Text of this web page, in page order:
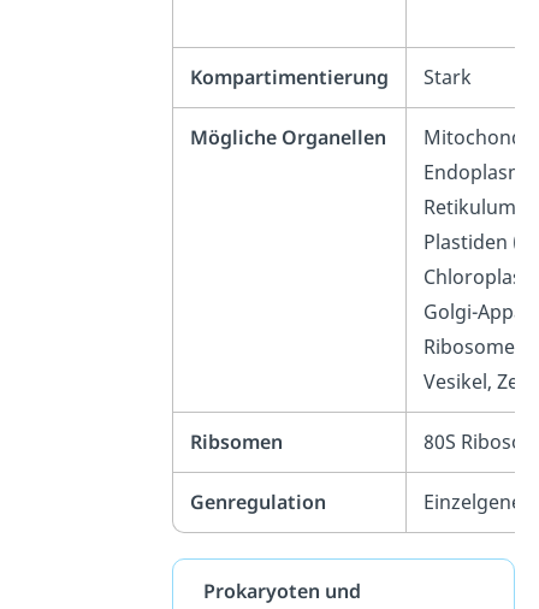
Kompartimentierung Stark
Mögliche Organellen
Retikulum,
Plastiden
Golgi-
Ribosomen,
Vesikel,
Ribsomen 80S
Genregulation Einzelgene
Prokaryoten und